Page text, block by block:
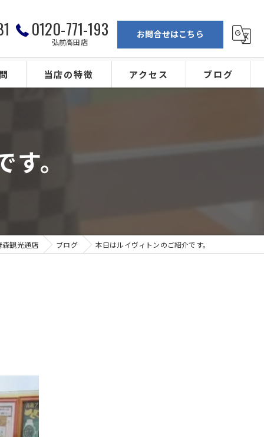
0120-771-193
弘前高田店
お問合せはこちら
当店の特徴
金
アクセス
買取専門店大吉 弘前高田店
ブログ
。
森観光通店 ブログ 本日はルイヴィトンのご紹介です。